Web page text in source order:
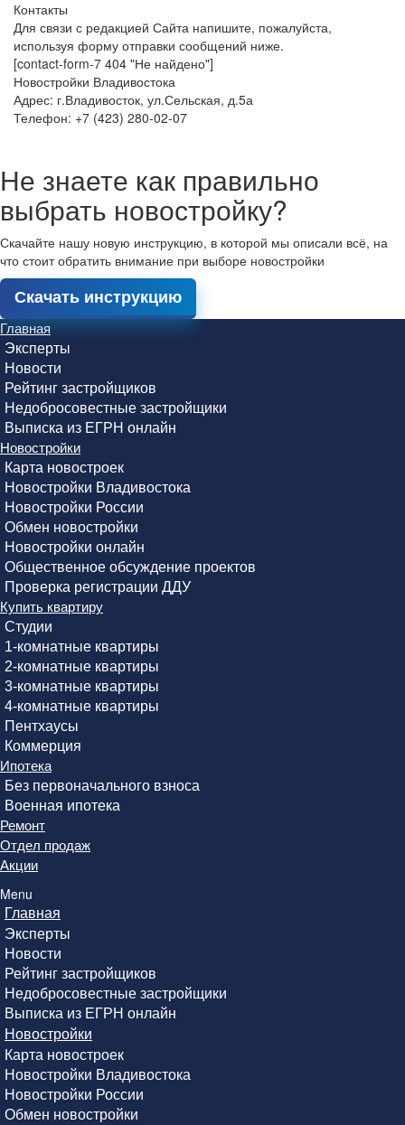
Контакты
Для связи с редакцией Сайта напишите, пожалуйста,
используя форму отправки сообщений ниже.
[contact-form-7 404 "Не найдено"]
Новостройки Владивостока
Адрес: г.Владивосток, ул.Сельская, д.5а
Телефон: +7 (423) 280-02-07
Не знаете как правильно
выбрать новостройку?
Скачайте нашу новую инструкцию, в которой мы описали всё, на
что стоит обратить внимание при выборе новостройки
Скачать инструкцию
Главная
Эксперты
Новости
Рейтинг застройщиков
Недобросовестные застройщики
Выписка из ЕГРН онлайн
Новостройки
Карта новостроек
Новостройки Владивостока
Новостройки России
Обмен новостройки
Новостройки онлайн
Общественное обсуждение проектов
Проверка регистрации ДДУ
Купить квартиру
Студии
1-комнатные квартиры
2-комнатные квартиры
3-комнатные квартиры
4-комнатные квартиры
Пентхаусы
Коммерция
Ипотека
Без первоначального взноса
Военная ипотека
Ремонт
Отдел продаж
Акции
Menu
Главная
Эксперты
Новости
Рейтинг застройщиков
Недобросовестные застройщики
Выписка из ЕГРН онлайн
Новостройки
Карта новостроек
Новостройки Владивостока
Новостройки России
Обмен новостройки